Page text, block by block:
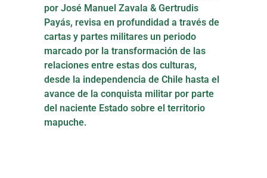
por José Manuel Zavala & Gertrudis
Payás, revisa en profundidad a través de
cartas y partes militares un periodo
marcado por la transformación de las
relaciones entre estas dos culturas,
desde la independencia de Chile hasta el
avance de la conquista militar por parte
del naciente Estado sobre el territorio
mapuche.